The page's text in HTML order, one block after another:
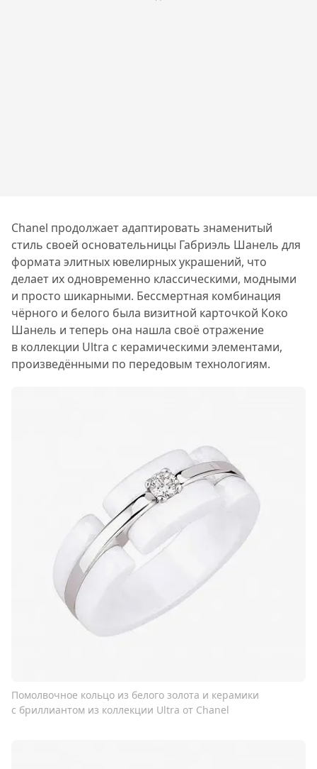
Chanel продолжает адаптировать знаменитый
стиль своей основательницы Габриэль Шанель для
формата элитных ювелирных украшений, что
делает их одновременно классическими, модными
и просто шикарными. Бессмертная комбинация
чёрного и белого была визитной карточкой Коко
Шанель и теперь она нашла своё отражение
в коллекции Ultra с керамическими элементами,
произведёнными по передовым технологиям.
Помолвочное кольцо из белого золота и керамики
с бриллиантом из коллекции Ultra от Chanel